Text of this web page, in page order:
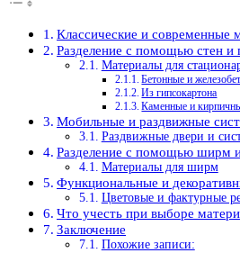
Классические и современные
Разделение с помощью стен и
Материалы для
Бетонные и
Из гипсокартона
Каменные и
Мобильные и раздвижные
Раздвижные двери и
Разделение с помощью ширм
Материалы для ширм
Функциональные и
Цветовые и фактурные
Что учесть при выборе
Заключение
Похожие записи: